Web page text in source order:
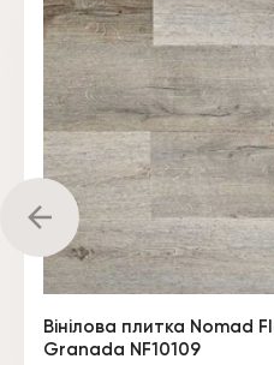
Вінілова плитка Nomad
Granada NF10109